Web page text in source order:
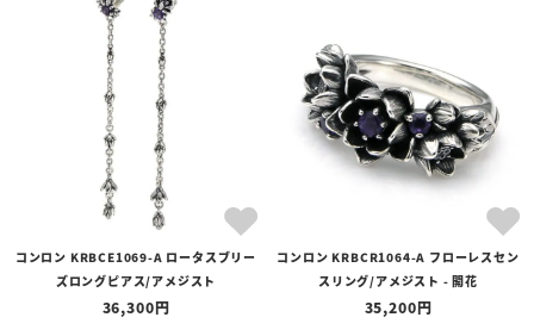
コンロン KRBCE1069-A ロータスブリー
ズロングピアス/アメジスト
36,300
コンロン KRBCR1064-A フローレスセン
スリング/アメジスト - 開花
35,200